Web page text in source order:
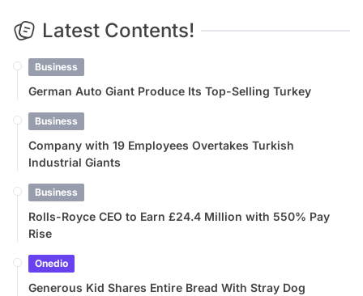
Latest Contents!
Business
German Auto Giant Produce Its Top-Selling Turkey
Business
Company with 19 Employees Overtakes Turkish
Industrial Giants
Business
Rolls-Royce CEO to Earn £24.4 Million with 550% Pay
Rise
Onedio
Generous Kid Shares Entire Bread With Stray Dog